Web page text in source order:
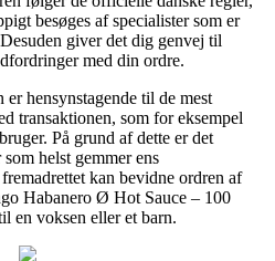
besøges af specialister som er
giver det dig genvej til
med din ordre.
hensynstagende til de mest
transaktionen, som for eksempel
På grund af dette er det
helst gemmer ens
kan bevidne ordren af
Habanero Ø Hot Sauce – 100
en voksen eller et barn.